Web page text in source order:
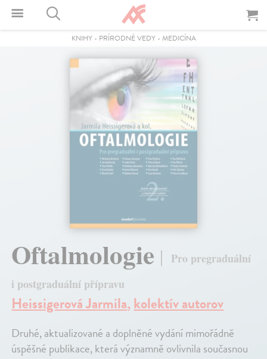
KNIHY- PRÍRODNÉ VEDY- MEDICÍNA
Oftalmologie
Pro pregraduální
i postgraduální přípravu
Heissigerová Jarmila,kolektív autorov
Druhé, aktualizované a doplněné vydání mimořádně
úspěšné publikace, která významně ovlivnila současnou